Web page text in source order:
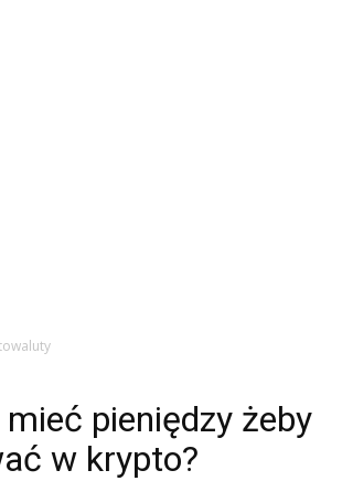
pieniędzy żeby
w krypto?